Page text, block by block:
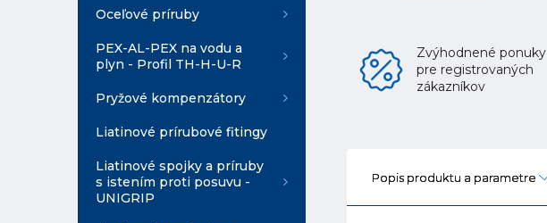
Oceľové príruby
PEX-AL-PEX na vodu a
plyn - Profil TH-H-U-R
Pryžové kompenzátory
Liatinové prírubové fitingy
Liatinové spojky a príruby
s istením proti posuvu -
UNIGRIP
Zvýhodnené ponuky
pre registrovaných
zákazníkov
Popis produktu a parametre